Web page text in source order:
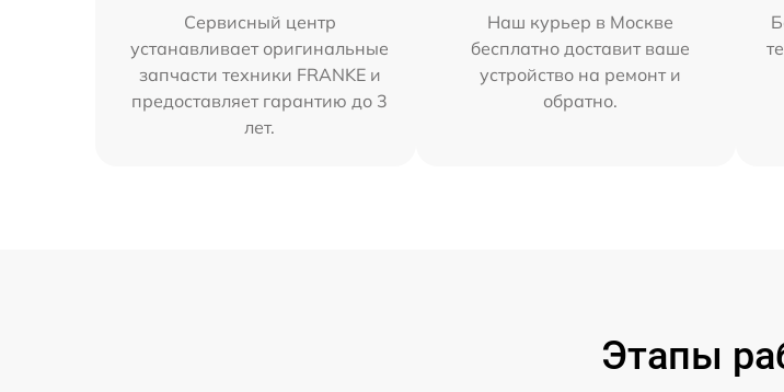
Сервисный центр
устанавливает оригинальные
запчасти техники FRANKE и
предоставляет гарантию до 3
лет.
Наш курьер в Москве
бесплатно доставит ваше
устройство на ремонт и
обратно.
Этапы